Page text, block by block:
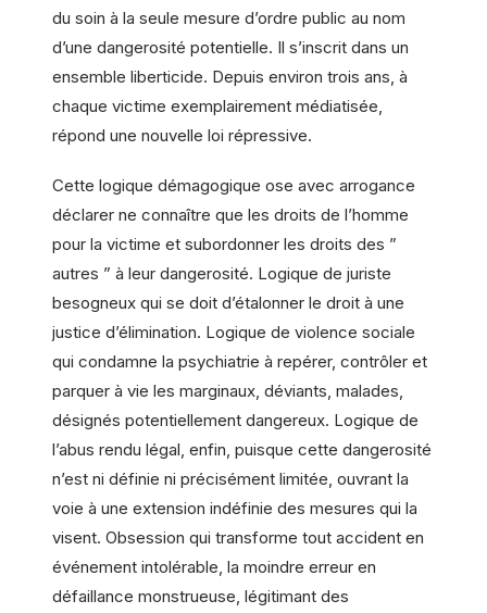
du soin à la seule mesure d’ordre public au nom
d’une dangerosité potentielle. Il s’inscrit dans un
ensemble liberticide. Depuis environ trois ans, à
chaque victime exemplairement médiatisée,
répond une nouvelle loi répressive.
Cette logique démagogique ose avec arrogance
déclarer ne connaître que les droits de l’homme
pour la victime et subordonner les droits des ”
autres ” à leur dangerosité. Logique de juriste
besogneux qui se doit d’étalonner le droit à une
justice d’élimination. Logique de violence sociale
qui condamne la psychiatrie à repérer, contrôler et
parquer à vie les marginaux, déviants, malades,
désignés potentiellement dangereux. Logique de
l’abus rendu légal, enfin, puisque cette dangerosité
n’est ni définie ni précisément limitée, ouvrant la
voie à une extension indéfinie des mesures qui la
visent. Obsession qui transforme tout accident en
événement intolérable, la moindre erreur en
défaillance monstrueuse, légitimant des